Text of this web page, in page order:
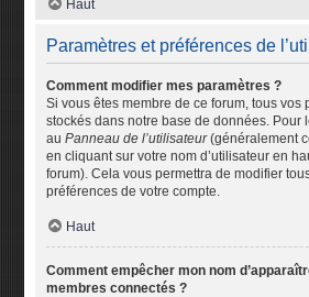
Haut
Paramètres et préférences de
Comment modifier mes paramètres ?
Si vous êtes membre de ce forum, tous vos
stockés dans notre base de données. Pour
auPanneau de l’utilisateur(généralement
en cliquant sur votre nom d’utilisateur en
forum). Cela vous permettra de modifier
préférences de votre compte.
Haut
Comment empêcher mon nom
membres connectés ?